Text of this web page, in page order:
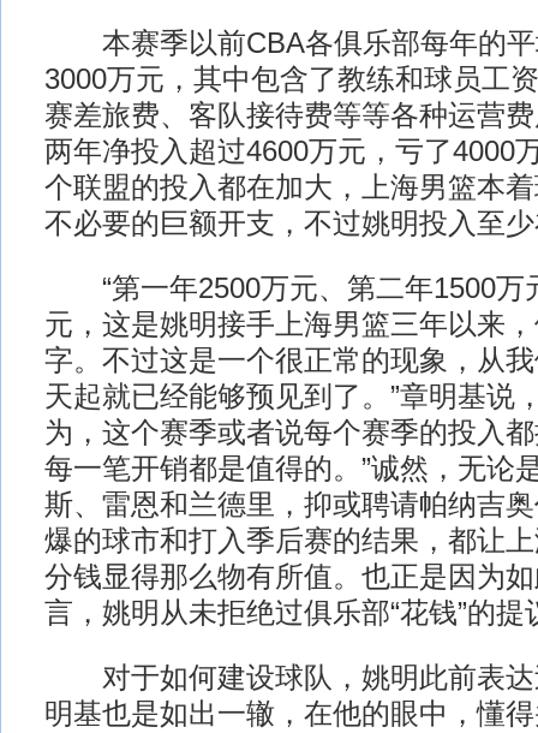
本赛季以前CBA各俱乐部每年的平
3000万元，其中包含了教练和球员工
赛差旅费、客队接待费等等各种运营
两年净投入超过4600万元，亏了4000
个联盟的投入都在加大，上海男篮本
不必要的巨额开支，不过姚明投入至
“第一年2500万元、第二年1500万
元，这是姚明接手上海男篮三年以来
字。不过这是一个很正常的现象，从
天起就已经能够预见到了。”章明基说
为，这个赛季或者说每个赛季的投入
每一笔开销都是值得的。”诚然，无论
斯、雷恩和兰德里，抑或聘请帕纳吉
爆的球市和打入季后赛的结果，都让
分钱显得那么物有所值。也正是因为
言，姚明从未拒绝过俱乐部“花钱”的提
对于如何建设球队，姚明此前表达
明基也是如出一辙，在他的眼中，懂